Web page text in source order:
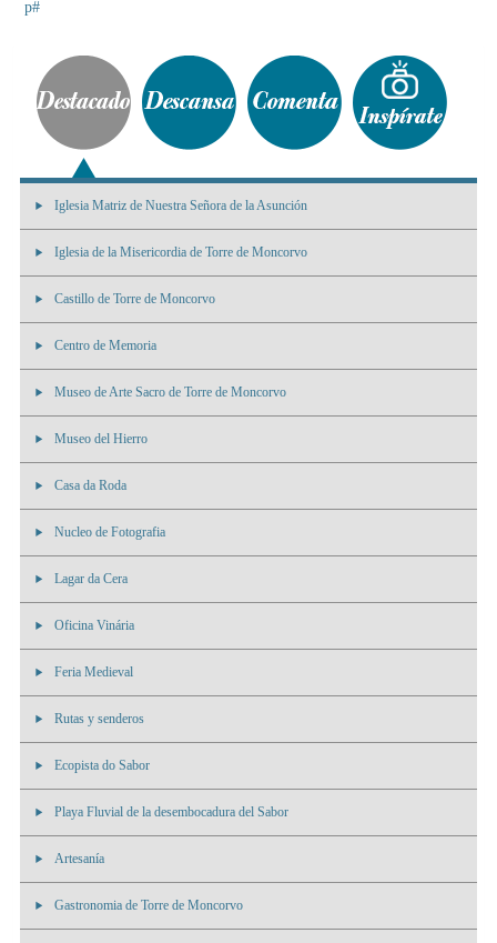
p#
Iglesia Matriz de Nuestra Señora de la Asunción
Iglesia de la Misericordia de Torre de Moncorvo
Castillo de Torre de Moncorvo
Centro de Memoria
Museo de Arte Sacro de Torre de Moncorvo
Museo del Hierro
Casa da Roda
Nucleo de Fotografia
Lagar da Cera
Oficina Vinária
Feria Medieval
Rutas y senderos
Ecopista do Sabor
Playa Fluvial de la desembocadura del Sabor
Artesanía
Gastronomia de Torre de Moncorvo